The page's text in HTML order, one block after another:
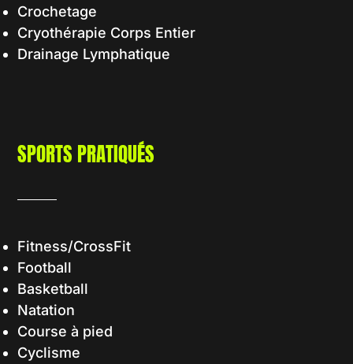
Crochetage
Cryothérapie Corps Entier
Drainage Lymphatique
SPORTS PRATIQUÉS
Fitness/CrossFit
Football
Basketball
Natation
Course à pied
Cyclisme